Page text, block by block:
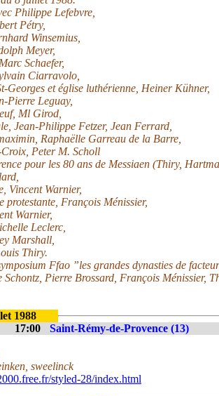
Philippe Lefebvre,
Pétry,
Winsemius,
Meyer,
Schaefer,
Ciarravolo,
Georges et église luthérienne, Heiner Kühner,
Pierre Leguay,
Ml Girod,
Jean-Philippe Fetzer, Jean Ferrard,
Raphaëlle Garreau de la Barre,
Peter M. Scholl
pour les 80 ans de Messiaen (Thiry,
Vincent Warnier,
protestante, François Ménissier,
Warnier,
Leclerc,
Marshall,
Thiry.
Ffao ”les grandes dynasties de
Schontz, Pierre Brossard, François Ménissier,
1988
17:00
Saint-Rémy-de-Provence (13)
sweelinck
styled-28/index.html